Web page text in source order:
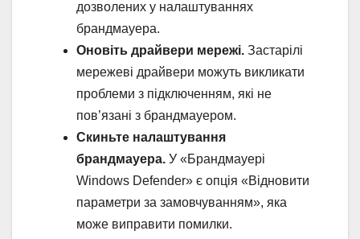
дозволених у налаштуваннях
брандмауера.
Оновіть драйвери мережі. Застарілі
мережеві драйвери можуть викликати
проблеми з підключенням, які не
пов’язані з брандмауером.
Скиньте налаштування
брандмауера. У «Брандмауері
Windows Defender» є опція «Відновити
параметри за замовчуванням», яка
може виправити помилки.